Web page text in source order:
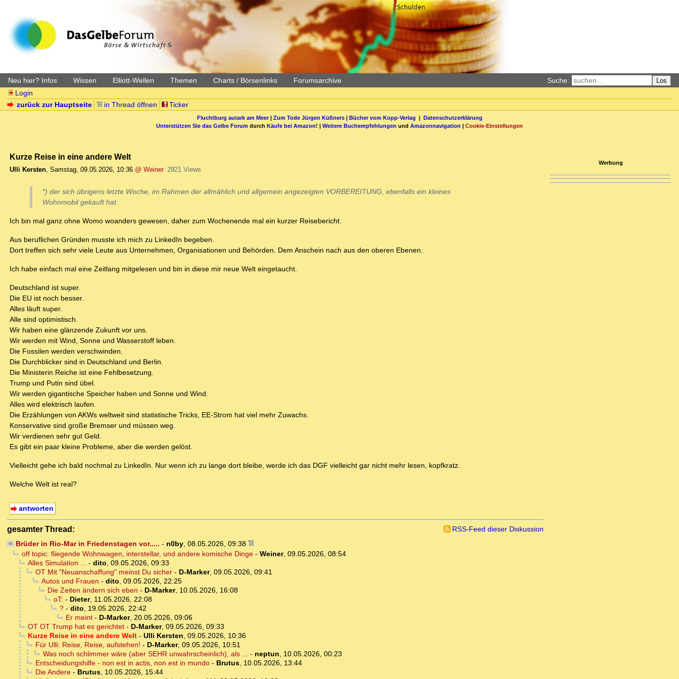
Neu hier? Infos Wissen Elliott-Wellen Themen Charts / Börsenlinks Forumsarchive Suche: Los
Login
zurück zur Hauptseite
in Thread öffnen Ticker
Fluchtburg autark am Meer| Zum Tode Jürgen Küßners| Bücher vom Kopp-Verlag | Datenschutzerklärung
Unterstützen Sie das Gelbe Forum durch Käufe bei Amazon! | Weitere Buchempfehlungen und Amazonnavigation | Cookie-Einstellungen
Kurze Reise in eine andere Welt
Ulli Kersten, Samstag, 09.05.2026, 10:36 @ Weiner 2921 Views
*) der sich übrigens letzte Woche, im Rahmen der allmählich und allgemein angezeigten VORBEREITUNG, ebenfalls ein kleines
Wohnmobil gekauft hat.
Ich bin mal ganz ohne Womo woanders gewesen, daher zum Wochenende mal ein kurzer Reisebericht.
Aus beruflichen Gründen musste ich mich zu LinkedIn begeben.
Dort treffen sich sehr viele Leute aus Unternehmen, Organisationen und Behörden. Dem Anschein nach aus den oberen Ebenen.
Ich habe einfach mal eine Zeitlang mitgelesen und bin in diese mir neue Welt eingetaucht.
Deutschland ist super.
Die EU ist noch besser.
Alles läuft super.
Alle sind optimistisch.
Wir haben eine glänzende Zukunft vor uns.
Wir werden mit Wind, Sonne und Wasserstoff leben.
Die Fossilen werden verschwinden.
Die Durchblicker sind in Deutschland und Berlin.
Die Ministerin Reiche ist eine Fehlbesetzung.
Trump und Putin sind übel.
Wir werden gigantische Speicher haben und Sonne und Wind.
Alles wird elektrisch laufen.
Die Erzählungen von AKWs weltweit sind statistische Tricks, EE-Strom hat viel mehr Zuwachs.
Konservative sind große Bremser und müssen weg.
Wir verdienen sehr gut Geld.
Es gibt ein paar kleine Probleme, aber die werden gelöst.
Vielleicht gehe ich bald nochmal zu LinkedIn. Nur wenn ich zu lange dort bleibe, werde ich das DGF vielleicht gar nicht mehr lesen, kopfkratz.
Welche Welt ist real?
antworten
gesamter Thread:
RSS-Feed dieser Diskussion
Brüder in Rio-Mar in Friedenstagen vor..... - n0by, 08.05.2026, 09:38
off topic: fliegende Wohnwagen, interstellar, und andere komische Dinge- Weiner, 09.05.2026, 08:54
Alles Simulation ... - dito, 09.05.2026, 09:33
OT Mit "Neuanschaffung" meinst Du sicher- D-Marker, 09.05.2026, 09:41
Autos und Frauen - dito, 09.05.2026, 22:25
Die Zeiten ändern sich eben - D-Marker, 10.05.2026, 16:08
oT: - Dieter, 11.05.2026, 22:08
?- dito, 19.05.2026, 22:42
Er meint- D-Marker, 20.05.2026, 09:06
OT OT Trump hat es gerichtet- D-Marker, 09.05.2026, 09:33
Kurze Reise in eine andere Welt- Ulli Kersten, 09.05.2026, 10:36
Für Ulli: Reise, Reise, aufstehen! - D-Marker, 09.05.2026, 10:51
Was noch schlimmer wäre (aber SEHR unwahrscheinlich), als ... - neptun, 10.05.2026, 00:23
Entscheidungshilfe - non est in actis, non est in mundo- Brutus, 10.05.2026, 13:44
Die Andere- Brutus, 10.05.2026, 15:44
Werbung